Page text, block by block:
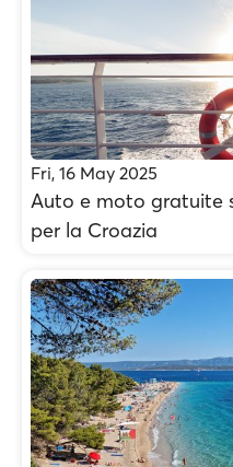
Fri, 16 May 2025
Auto e moto gratuite
per la Croazia